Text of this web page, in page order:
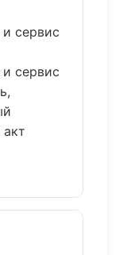
сервис
сервис